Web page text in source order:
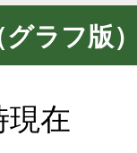
ラフ版）
現在